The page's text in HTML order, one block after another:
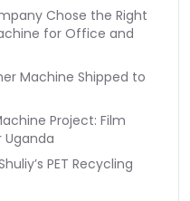
Chose the Right
for Office and
Machine Shipped to
Project: Film
Uganda
PET Recycling